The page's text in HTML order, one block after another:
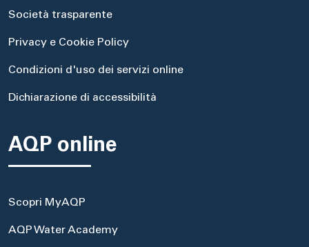
Società trasparente
Privacy e Cookie Policy
Condizioni d'uso dei servizi online
Dichiarazione di accessibilità
AQP online
Scopri MyAQP
AQP Water Academy